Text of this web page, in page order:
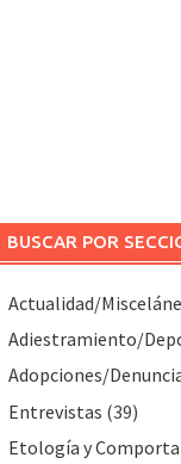
BUSCAR POR
Actualidad/
Adiestramiento/
Adopciones/
Entrevistas (39)
Etología y